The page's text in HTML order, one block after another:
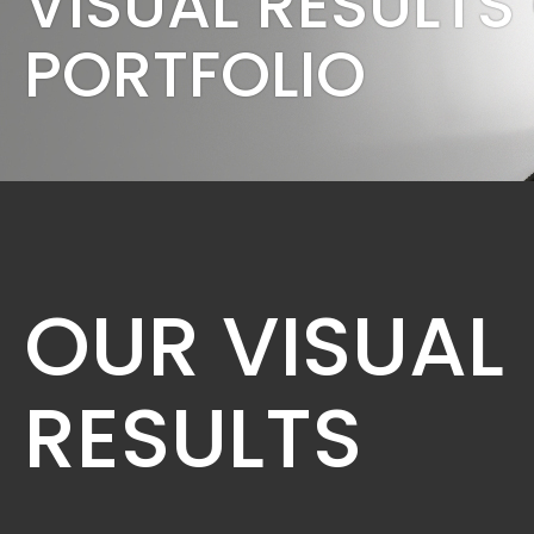
PORTFOLIO
OUR VISUAL
RESULTS